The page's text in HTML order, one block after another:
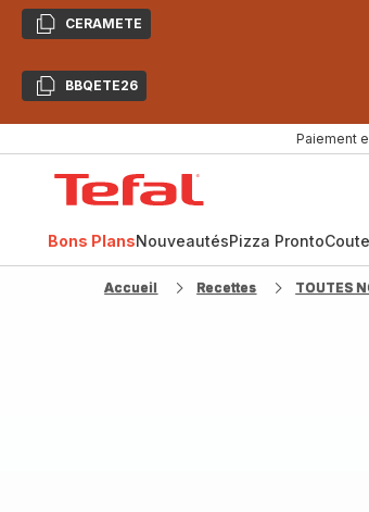
CopierCERAMETE
CopierBBQETE26
Paiement
Bons PlansNouveautésPizza Pronto
Accueil Recettes TOUTES